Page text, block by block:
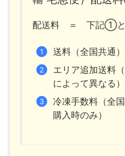
配送料 ＝ 下記①
送料（全国共通）
エリア追加送料
によって異なる）
冷凍手数料（全
購入時のみ）